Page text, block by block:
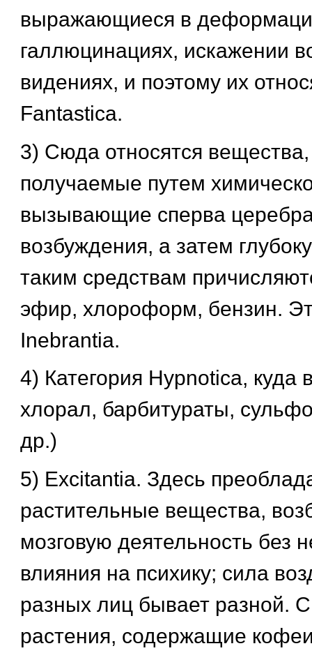
выражающиеся в
галлюцинациях, искажении
видениях, и поэтому их
Fantastica.
3) Сюда относятся вещества,
получаемые путем
вызывающие сперва
возбуждения, а затем
таким средствам
эфир, хлороформ, бензин.
Inebrantia.
4) Категория Нyрnotica, куда
хлорал, барбитураты,
др.)
5) Excitantia. Здесь
растительные вещества,
мозговую деятельность без
влияния на психику; сила
разных лиц бывает разной.
растения, содержащие